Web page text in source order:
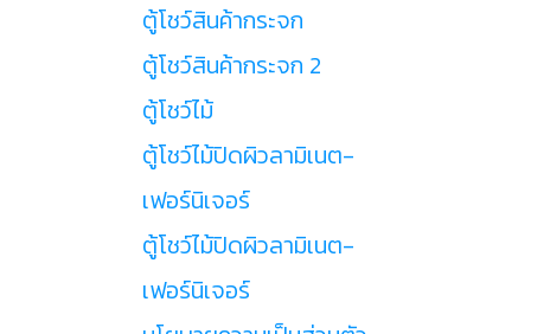
ตู้โชว์สินค้ากระจก
ตู้โชว์สินค้ากระจก 2
ตู้โชว์ไม้
ตู้โชว์ไม้ปิดผิวลามิเนต-
เฟอร์นิเจอร์
ตู้โชว์ไม้ปิดผิวลามิเนต-
เฟอร์นิเจอร์